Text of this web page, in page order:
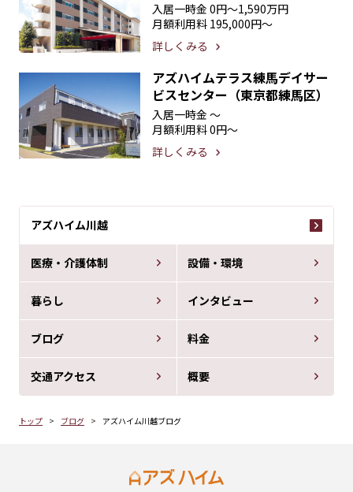
アズハイム川越
医療・介護体制 設備・環境
暮らし インタビュー
ブログ 料金
交通アクセス 概要
トップ ブログ アズハイム川越ブログ
入居一時金 0円〜1,590万円
月額利用料 195,000円〜
詳しくみる
アズハイムテラス練馬デイサー
ビスセンター（東京都練馬区）
入居一時金 〜
月額利用料0円〜
詳しくみる